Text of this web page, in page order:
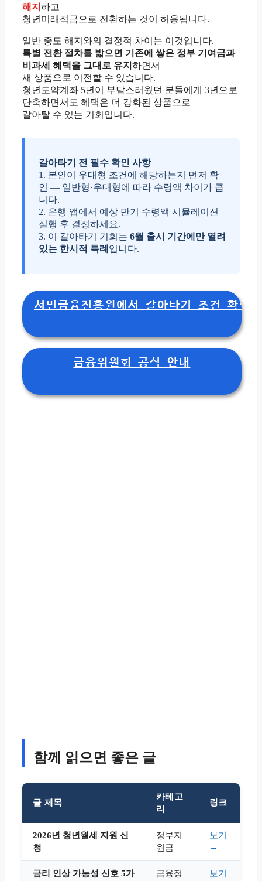
해지 하고
청년미래적금으로 전환하는 것이 허용됩니다.
일반 중도 해지와의 결정적 차이는 이것입니다.
특별 전환 절차를 밟으면 기존에 쌓은 정부 기여금과
비과세 혜택을 그대로 유지 하면서
새 상품으로 이전할 수 있습니다.
청년도약계좌 5년이 부담스러웠던 분들에게 3년으로
단축하면서도 혜택은 더 강화된 상품으로
갈아탈 수 있는 기회입니다.
갈아타기 전 필수 확인 사항
1. 본인이 우대형 조건에 해당하는지 먼저 확
인 — 일반형·우대형에 따라 수령액 차이가 큽
니다.
2. 은행 앱에서 예상 만기 수령액 시뮬레이션
실행 후 결정하세요.
3. 이 갈아타기 기회는 6월 출시 기간에만 열려
있는 한시적 특례 입니다.
서민금융진흥원에서 갈아타기 조건 확인
금융위원회 공식 안내
함께 읽으면 좋은 글
글 제목
카테고
리
링크
2026년 청년월세 지원 신
청
정부지
원금
보기
→
금리 인상 가능성 신호 5가
금융정
보기